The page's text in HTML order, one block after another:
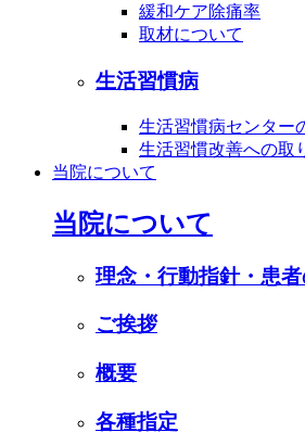
緩和ケア除痛率
取材について
生活習慣病
生活習慣病センター
生活習慣改善への取
当院について
当院について
理念・行動指針・患者
ご挨拶
概要
各種指定